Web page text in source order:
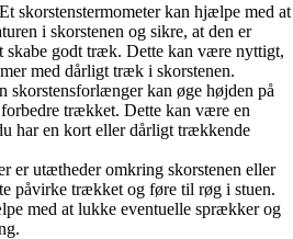
skorstenstermometer kan hjælpe med at
i skorstenen og sikre, at den er
godt træk. Dette kan være nyttigt,
med dårligt træk i skorstenen.
skorstensforlænger kan øge højden på
trækket. Dette kan være en
har en kort eller dårligt trækkende
er utætheder omkring skorstenen eller
påvirke trækket og føre til røg i stuen.
med at lukke eventuelle sprækker og